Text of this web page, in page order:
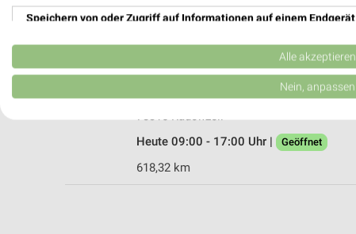
Heute 09:30 - 19:00 Uhr | Geöffnet
Schützenstraße 10
78315 Radolfzell
Heute 09:00 - 17:00 Uhr |
Geöffnet
618,32 km
Speichern von oder Zugriff auf Informationen auf einem Endgerät
Verwendung reduzierter Daten zur Auswahl von Werbeanzeigen
Erstellung von Profilen für personalisierte Werbung
Erstellung von Profilen zur Personalisierung von Inhalten
Alle akzeptieren
Nein, anpassen